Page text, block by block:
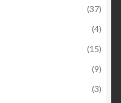
(37)
(4)
(15)
(9)
(3)